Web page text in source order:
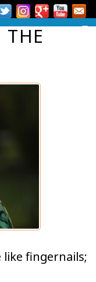
like fingernails;